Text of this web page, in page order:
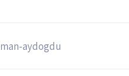
aydogdu